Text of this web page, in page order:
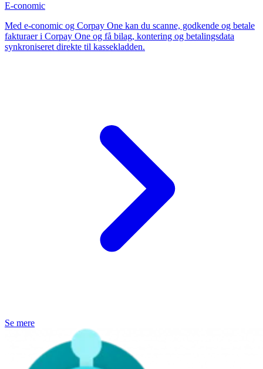
E-conomic
Med e-conomic og Corpay One kan du scanne, godkende og betale
fakturaer i Corpay One og få bilag, kontering og betalingsdata
synkroniseret direkte til kassekladden.
Se mere